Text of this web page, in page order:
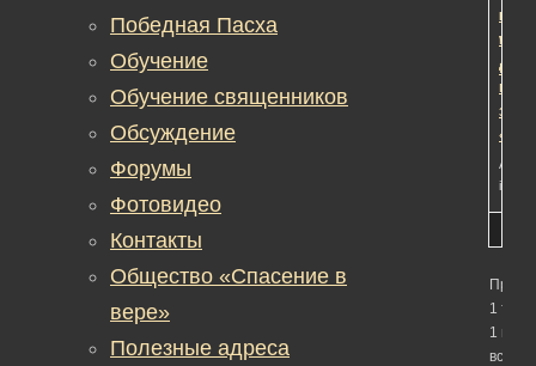
дело
in:
1
1 по 1
всего)
Победная Пасха
Обучение
Обучение священников
Обсуждение
Форумы
Фотовидео
Контакты
Общество «Спасение в
вере»
Полезные адреса